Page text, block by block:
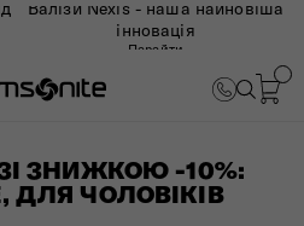
Валізи Nexis - наша найновіша
інновація
Перейти
ЗНИЖКОЮ -10%:
ДЛЯ ЧОЛОВІКІВ